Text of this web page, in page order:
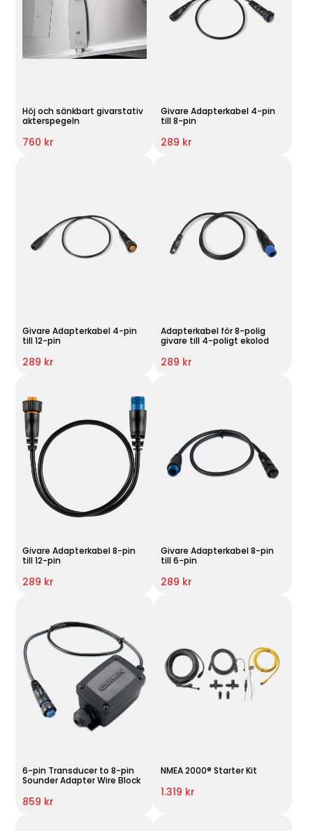
Höj och sänkbart givarstativ
akterspegeln
760 kr
Givare Adapterkabel 4-pin
till 8-pin
289 kr
Givare Adapterkabel 4-pin
till 12-pin
289 kr
Adapterkabel för 8-polig
givare till 4-poligt ekolod
289 kr
Givare Adapterkabel 8-pin
till 12-pin
289 kr
Givare Adapterkabel 8-pin
till 6-pin
289 kr
6-pin Transducer to 8-pin
Sounder Adapter Wire Block
859 kr
NMEA 2000® Starter Kit
1.319 kr